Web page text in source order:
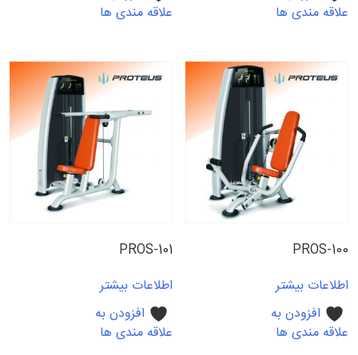
علاقه مندی ها
علاقه مندی ها
PROS-100
اطلاعات بیشتر
افزودن به
علاقه مندی ها
PROS-101
اطلاعات بیشتر
افزودن به
علاقه مندی ها